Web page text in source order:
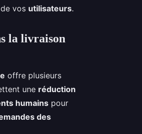
vos utilisateurs.
la livraison
offre plusieurs
une réduction
humains pour
des